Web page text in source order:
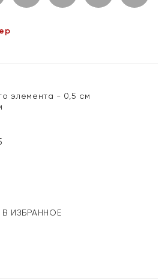
элемента - 0,5 см
В ИЗБРАННОЕ